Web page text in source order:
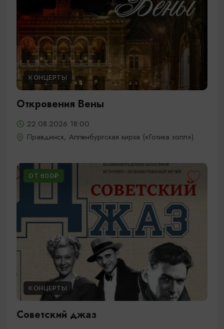
КОНЦЕРТЫ
Откровения Вены
22.08.2026 18:00
Правдинск, Алленбургская кирха («Готика холл»)
ОТ 600₽
КОНЦЕРТЫ
Советский джаз